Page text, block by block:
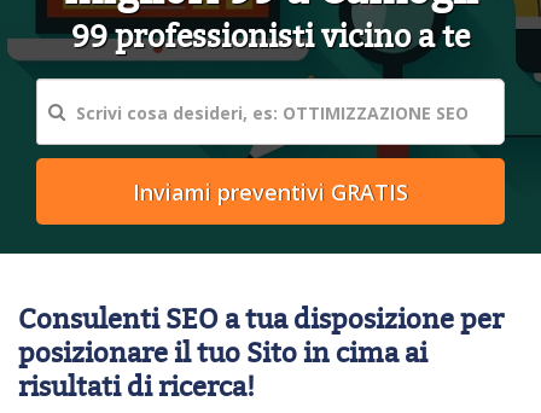
99 professionisti vicino a te
Consulenti SEO a tua disposizione per
posizionare il tuo Sito in cima ai
risultati di ricerca!